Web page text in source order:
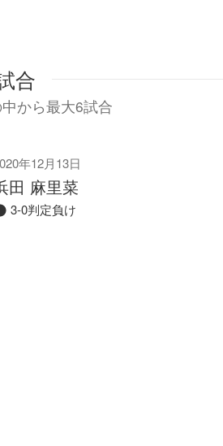
合
から最大6試合
年12月13日
田 麻里菜
3-0判定負け